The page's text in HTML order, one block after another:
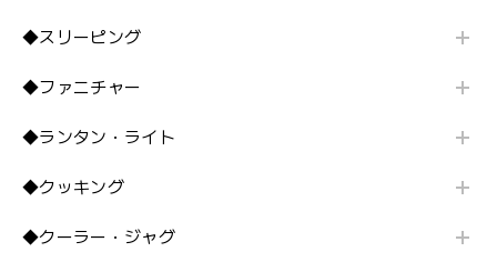
◆スリーピング
◆ファニチャー
◆ランタン・ライト
◆クッキング
◆クーラー・ジャグ